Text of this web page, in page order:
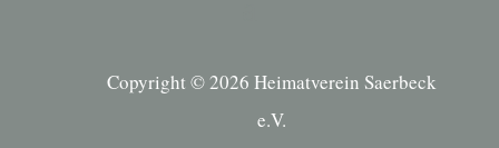
Copyright © 2026 Heimatverein Saerbeck
e.V.